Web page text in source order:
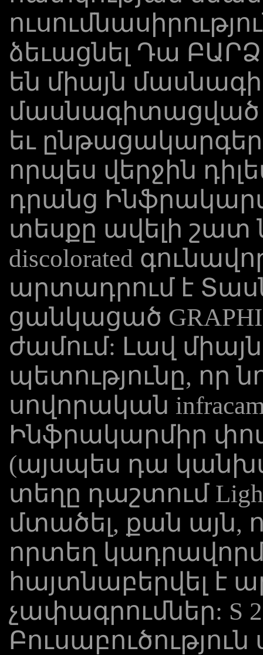
ձեւացնել Դա
են միայն
մասնագիտացված
եւ
որպես վերջին
դրանց
տեսքը ավելի
discolorated
արտադրում է
ցանկացած
ժամում: Լավ
պետությունը, որ
սովորական
Ինֆրակարմիր
(այսպես դա
տեղը դաշտում
մտածել, քան այն,
որտեղ
հայտնաբերվել է
չափագրումներ: S
Բուսաբուծություն